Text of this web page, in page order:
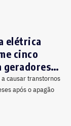
elétrica
cinco
geradores
causar transtornos
após o apagão